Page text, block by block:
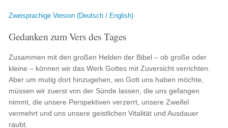
Zweisprachige Version (Deutsch / English)
Gedanken zum Vers des Tages
Zusammen mit den großen Helden der Bibel – ob große oder
kleine – können wir das Werk Gottes mit Zuversicht verrichten.
Aber um mutig dort hinzugehen, wo Gott uns haben möchte,
müssen wir zuerst von der Sünde lassen, die uns gefangen
nimmt, die unsere Perspektiven verzerrt, unsere Zweifel
vermehrt und uns unsere geistlichen Vitalität und Ausdauer
raubt.